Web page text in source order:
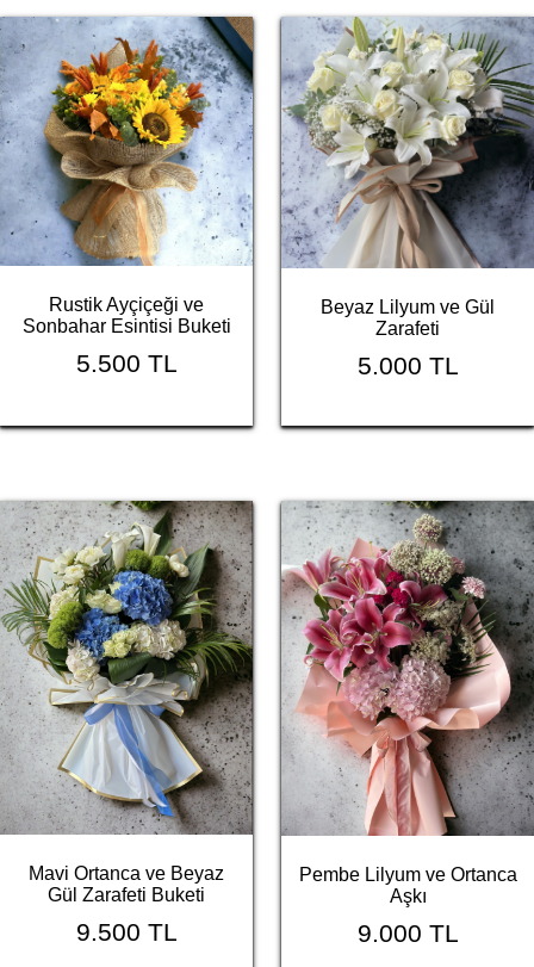
Rustik Ayçiçeği ve
Sonbahar Esintisi Buketi
5.500 TL
Beyaz Lilyum ve Gül
Zarafeti
5.000 TL
Mavi Ortanca ve Beyaz
Gül Zarafeti Buketi
9.500 TL
Pembe Lilyum ve Ortanca
Aşkı
9.000 TL